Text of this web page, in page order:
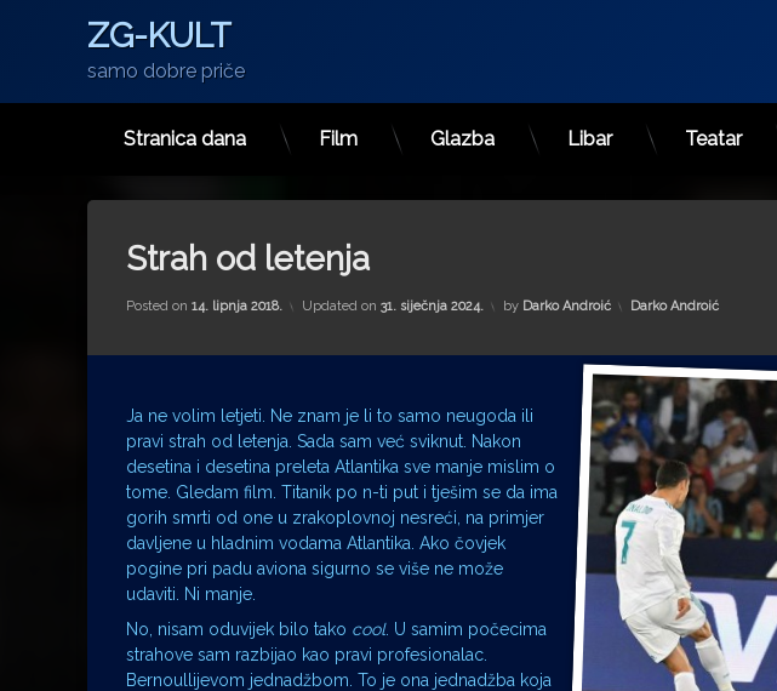
ZG-KULT
samo dobre priče
Stranica dana Film Glazba Libar Teatar
Strah od letenja
Posted on 14. lipnja 2018. Updated on 31. siječnja 2024. by Darko Androić Kategorije:
Darko Androić
Ja ne volim letjeti. Ne znam je li to samo neugoda ili
pravi strah od letenja. Sada sam već sviknut. Nakon
desetina i desetina preleta Atlantika sve manje mislim o
tome. Gledam film. Titanik po n-ti put i tješim se da ima
gorih smrti od one u zrakoplovnoj nesreći, na primjer
davljene u hladnim vodama Atlantika. Ako čovjek
pogine pri padu aviona sigurno se više ne može
udaviti. Ni manje.
No, nisam oduvijek bilo tako cool. U samim počecima
strahove sam razbijao kao pravi profesionalac.
Bernoullijevom jednadžbom. To je ona jednadžba koja